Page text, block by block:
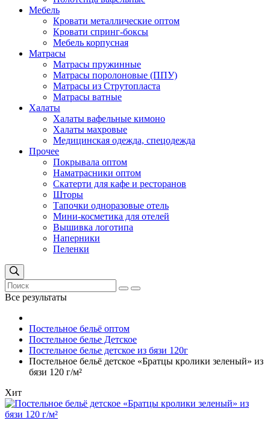
Мебель
Кровати металлические оптом
Кровати спринг-боксы
Мебель корпусная
Матрасы
Матрасы пружинные
Матрасы поролоновые (ППУ)
Матрасы из Струтопласта
Матрасы ватные
Халаты
Халаты вафельные кимоно
Халаты махровые
Медицинская одежда, спецодежда
Прочее
Покрывала оптом
Наматрасники оптом
Скатерти для кафе и ресторанов
Шторы
Тапочки одноразовые отель
Мини-косметика для отелей
Вышивка логотипа
Наперники
Пеленки
Все результаты
Постельное бельё оптом
Постельное белье Детское
Постельное белье детское из бязи 120г
Постельное бельё детское «Братцы кролики зеленый» из
бязи 120 г/м²
Хит